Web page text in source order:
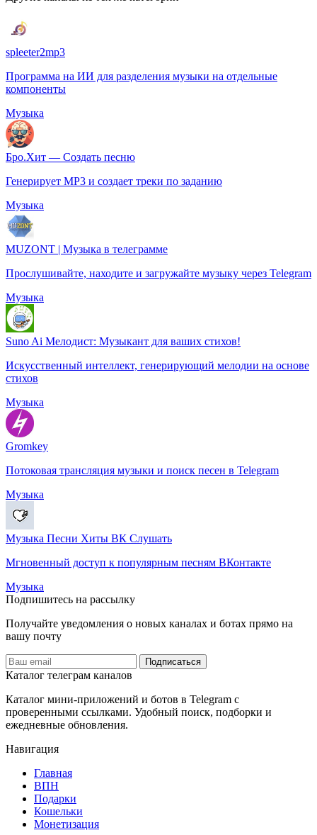
spleeter2mp3
Программа на ИИ для разделения музыки на отдельные
компоненты
Музыка
Бро.Хит — Создать песню
Генерирует MP3 и создает треки по заданию
Музыка
MUZONT | Музыка в телеграмме
Прослушивайте, находите и загружайте музыку через Telegram
Музыка
Suno Ai Мелодист: Музыкант для ваших стихов!
Искусственный интеллект, генерирующий мелодии на основе
стихов
Музыка
Gromkey
Потоковая трансляция музыки и поиск песен в Telegram
Музыка
Музыка Песни Хиты ВК Слушать
Мгновенный доступ к популярным песням ВКонтакте
Музыка
Подпишитесь на рассылку
Получайте уведомления о новых каналах и ботаx прямо на
вашу почту
Подписаться
Каталог телеграм каналов
Каталог мини-приложений и ботов в Telegram с
проверенными ссылками. Удобный поиск, подборки и
ежедневные обновления.
Навигация
Главная
️ВПН
Подарки
Кошельки
Монетизация